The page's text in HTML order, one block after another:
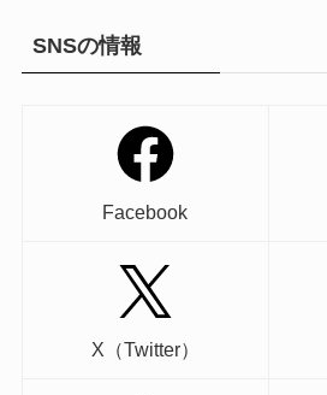
SNSの情報
Facebook
X（Twitter）